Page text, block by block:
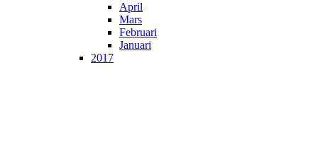
April
Mars
Februari
Januari
2017